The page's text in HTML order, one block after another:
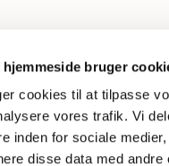
hjemmeside bruger
cookies til at tilpasse
vores trafik. Vi
inden for sociale
disse data med